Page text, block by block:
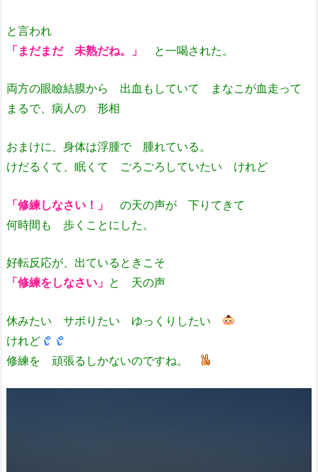
と言われ
「まだまだ 未熟だね。」
と一喝された。
両方の眼瞼結膜から 出血もしていて まなこが血走って
まるで、病人の 形相
おまけに、身体は浮腫で 腫れている。
けだるくて、眠くて ごろごろしていたい けれど
「修練しなさい！」 の天の声が 下りてきて
何時間も 歩くことにした。
好転反応が、出ているときこそ
「修練をしなさい」 と 天の声
休みたい サボりたい ゆっくりしたい
けれど
修練を 頑張るしかないのですね。